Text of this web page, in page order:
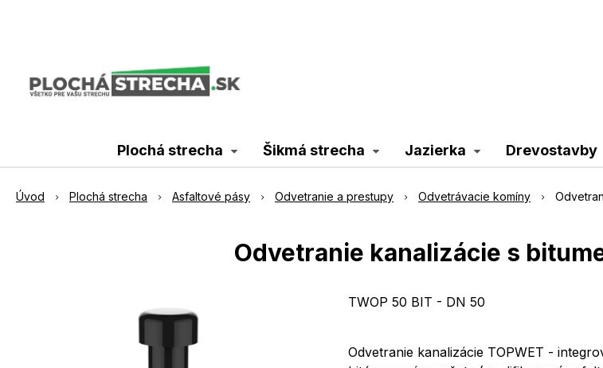
Plochá strecha Šikmá strecha Jazierka Drevostavby
Úvod Plochá strecha Asfaltové pásy Odvetranie a prestupy Odvetrávacie komíny
Odvetranie kanalizácie s
TWOP 50 BIT - DN 50
Odvetranie kanalizácie TOPWET -